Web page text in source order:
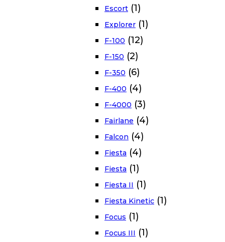
Escort (1)
Explorer (1)
F-100 (12)
F-150 (2)
F-350 (6)
F-400 (4)
F-4000 (3)
Fairlane (4)
Falcon (4)
Fiesta (4)
Fiesta (1)
Fiesta II (1)
Fiesta Kinetic (1)
Focus (1)
Focus III (1)